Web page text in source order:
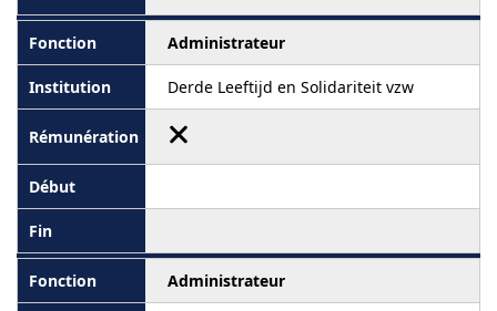
Administrateur
Derde Leeftijd en Solidariteit vzw
Administrateur